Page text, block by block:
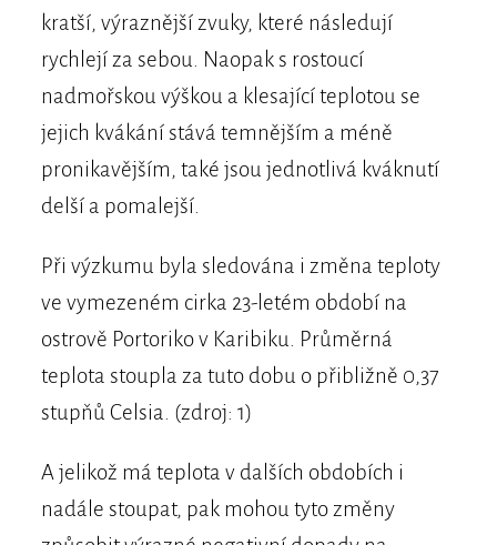
kratší, výraznější zvuky, které následují
rychlejí za sebou. Naopak s rostoucí
nadmořskou výškou a klesající teplotou se
jejich kvákání stává temnějším a méně
pronikavějším, také jsou jednotlivá kváknutí
delší a pomalejší.
Při výzkumu byla sledována i změna teploty
ve vymezeném cirka 23-letém období na
ostrově Portoriko v Karibiku. Průměrná
teplota stoupla za tuto dobu o přibližně 0,37
stupňů Celsia. (zdroj: 1)
A jelikož má teplota v dalších obdobích i
nadále stoupat, pak mohou tyto změny